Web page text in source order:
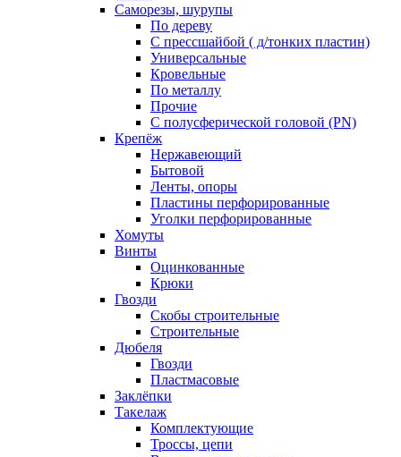
Саморезы, шурупы
По дереву
С прессшайбой ( д/тонких пластин)
Универсальные
Кровельные
По металлу
Прочие
С полусферической головой (PN)
Крепёж
Нержавеющий
Бытовой
Ленты, опоры
Пластины перфорированные
Уголки перфорированные
Хомуты
Винты
Оцинкованные
Крюки
Гвозди
Скобы строительные
Строительные
Дюбеля
Гвозди
Пластмасовые
Заклёпки
Такелаж
Комплектующие
Троссы, цепи